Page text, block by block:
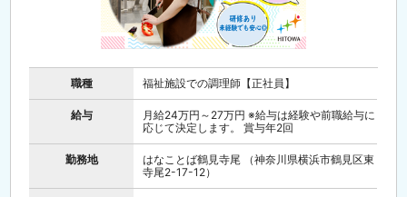
職種 福祉施設での調理師【正社員】
給与
月給24万円～27万円 ※給与は経験や前職給与に
応じて決定します。 賞与年2回
勤務地
はなことば鶴見寺尾 （神奈川県横浜市鶴見区東
寺尾2-17-12）